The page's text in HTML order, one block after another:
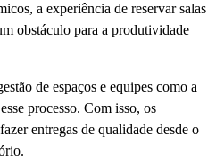
a experiência de reservar salas
obstáculo para a produtividade
de espaços e equipes como a
processo. Com isso, os
entregas de qualidade desde o